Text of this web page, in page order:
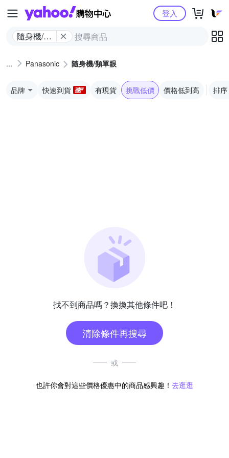
Yahoo購物中心
隨身機/類
登入
Panasonic 隨身機/類單眼
品牌 快速到貨 有現貨 挑戰低價 價格低到高 排序
找不到商品嗎？換換其他條件吧！
清除條件再搜尋
或
也許你會對這些價格優惠中的商品感興趣！ 去逛逛